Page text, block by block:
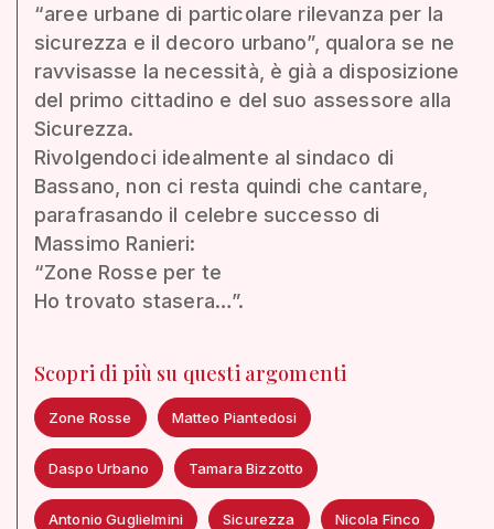
“aree urbane di particolare rilevanza per la
sicurezza e il decoro urbano”, qualora se ne
ravvisasse la necessità, è già a disposizione
del primo cittadino e del suo assessore alla
Sicurezza.
Rivolgendoci idealmente al sindaco di
Bassano, non ci resta quindi che cantare,
parafrasando il celebre successo di
Massimo Ranieri:
“Zone Rosse per te
Ho trovato stasera…”.
Scopri di più su questi argomenti
Zone Rosse Matteo Piantedosi
Daspo Urbano Tamara Bizzotto
Antonio Guglielmini Sicurezza Nicola Finco